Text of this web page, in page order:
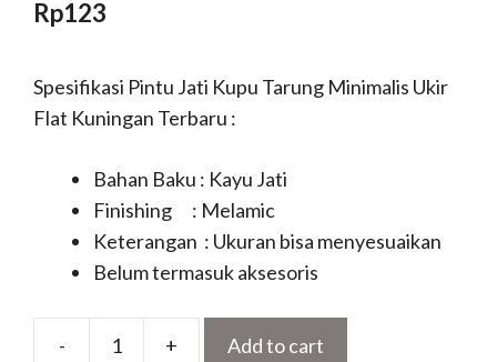
Rp123
Spesifikasi Pintu Jati Kupu Tarung Minimalis Ukir
Flat Kuningan Terbaru :
Bahan Baku : Kayu Jati
Finishing : Melamic
Keterangan : Ukuran bisa menyesuaikan
Belum termasuk aksesoris
- + Add to cart